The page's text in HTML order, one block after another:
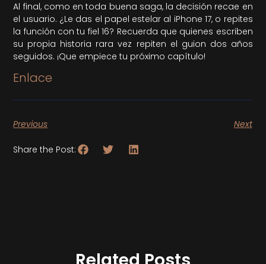
Al final, como en toda buena saga, la decisión recae en
el usuario. ¿Le das el papel estelar al iPhone 17, o repites
la función con tu fiel 16? Recuerda que quienes escriben
su propia historia rara vez repiten el guion dos años
seguidos. ¡Que empiece tu próximo capítulo!
Enlace
Previous Next
Share the Post: